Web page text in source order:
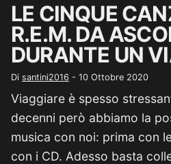
LE CINQUE
R.E.M. DA
DURANTE UN
Di santini2016 - 10 Ottobre 2020
Viaggiare è spesso
decenni però abbiamo la
musica con noi: prima con
con i CD. Adesso basta